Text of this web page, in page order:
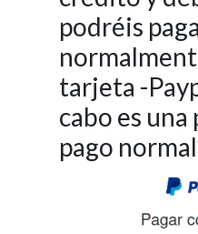
podréis
tarjeta -
cabo es una
pago